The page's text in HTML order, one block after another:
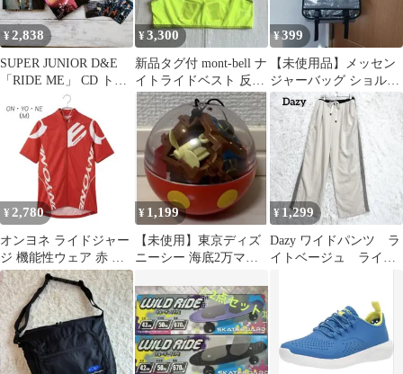
¥2,838
SUPER JUNIOR D&E
「RIDE ME」 CD トレ
カ ブルーレイ
¥3,300
新品タグ付 mont-bell ナ
イトライドベスト 反射
材 軽量 イエロー XL
¥399
【未使用品】メッセン
ジャーバッグ ショルダ
ーバッグ タグ付き 推し
活
¥ 2,780
オンヨネ ライドジャー
ジ 機能性ウェア 赤 M
軽量 通気性 スポーツ
¥ 1,199
【未使用】東京ディズ
ニーシー 海底2万マイ
トイ
¥ 1,299
Dazy ワイドパンツ ラ
イトベージュ ライド